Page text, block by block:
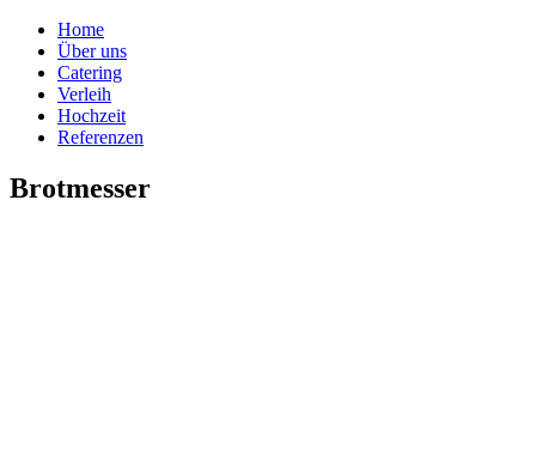
Home
Über uns
Catering
Verleih
Hochzeit
Referenzen
Brotmesser